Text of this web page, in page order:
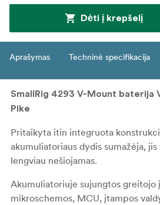
Dėti į krepšelį
Aprašymas Techninė specifikacija
SmallRig 4293 V-Mount baterija
Pike
Pritaikyta itin integruota
akumuliatoriaus dydis sumažėja,
lengviau nešiojamas.
Akumuliatoriuje sujungtos
mikroschemos, MCU, įtampos